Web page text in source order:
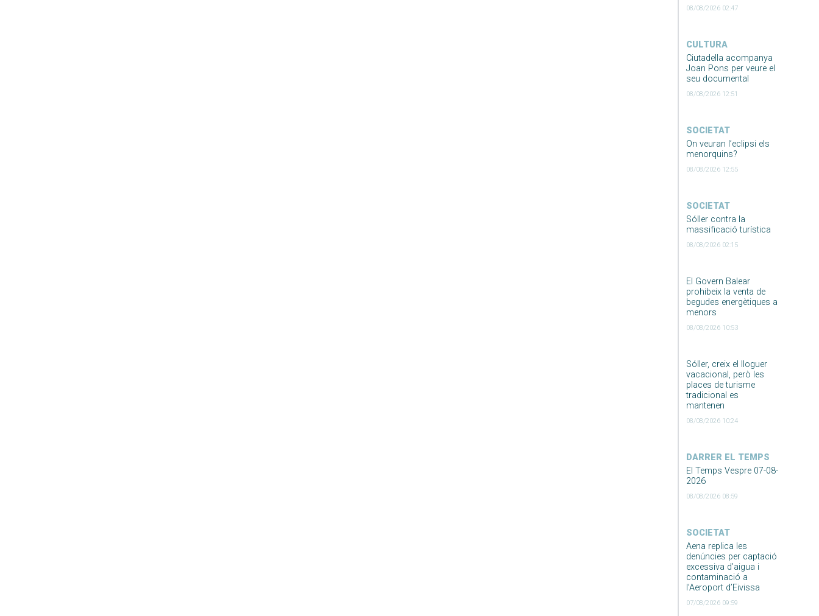
08/08/2026 02:47
CULTURA
Ciutadella acompanya
Joan Pons per veure el
seu documental
08/08/2026 12:51
SOCIETAT
On veuran l’eclipsi els
menorquins?
08/08/2026 12:55
SOCIETAT
Sóller contra la
massificació turística
08/08/2026 02:15
El Govern Balear
prohibeix la venta de
begudes energètiques a
menors
08/08/2026 10:53
Sóller, creix el lloguer
vacacional, però les
places de turisme
tradicional es
mantenen
08/08/2026 10:24
DARRER EL TEMPS
El Temps Vespre 07-08-
2026
08/08/2026 08:59
SOCIETAT
Aena replica les
denúncies per captació
excessiva d’aigua i
contaminació a
l’Aeroport d’Eivissa
07/08/2026 09:59